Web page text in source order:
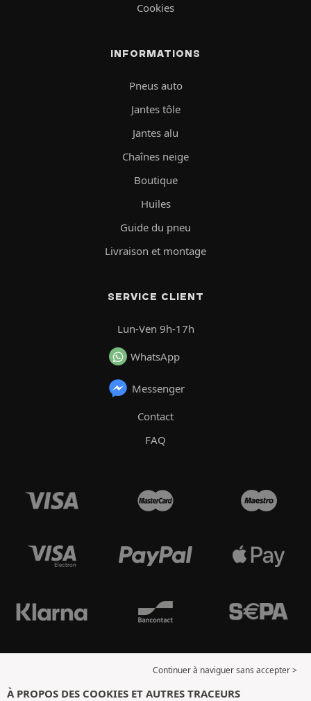
Cookies
INFORMATIONS
Pneus auto
Jantes tôle
Jantes alu
Chaînes neige
Boutique
Huiles
Guide du pneu
Livraison et montage
SERVICE CLIENT
Lun-Ven 9h-17h
WhatsApp
Messenger
Contact
FAQ
Continuer à naviguer sans accepter >
À PROPOS DES COOKIES ET AUTRES TRACEURS